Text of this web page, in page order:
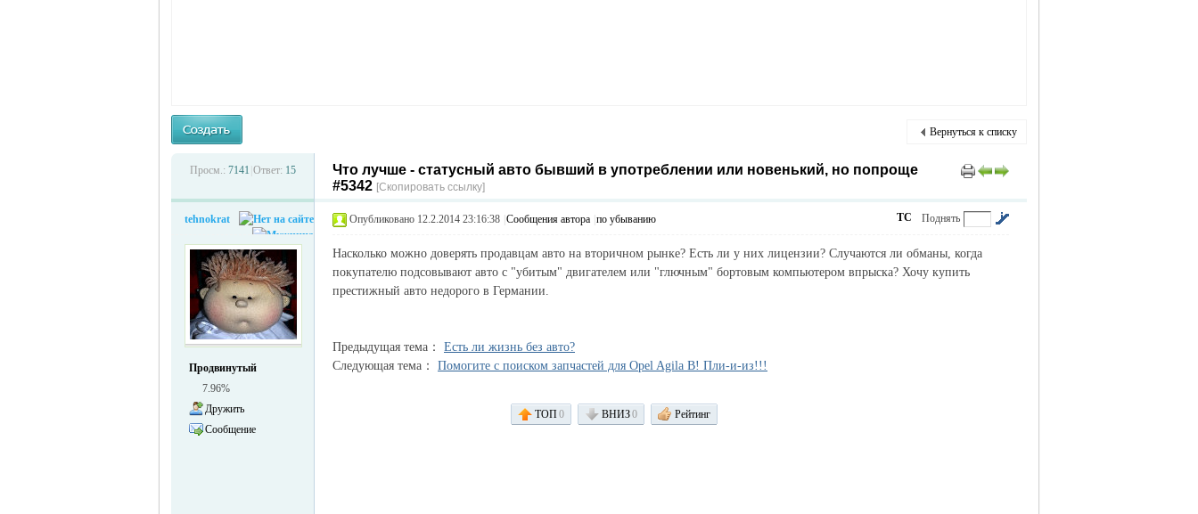
объявления в
Германии -
Вернуться к списку
Просм.: 7141 Ответ: 15
Что лучше - статусный авто бывший в употреблении или новенький, но попроще
#5342 [Скопировать ссылку]
tehnokrat
Продвинутый
7.96%
Дружить
Сообщение
Поднять
ТС
Опубликовано 12.2.2014 23:16:38 Сообщения автора по убыванию
Насколько можно доверять продавцам авто на вторичном рынке? Есть ли у них лицензии? Случаются ли обманы, когда
покупателю подсовывают авто с "убитым" двигателем или "глючным" бортовым компьютером впрыска? Хочу купить
престижный авто недорого в Германии.
Предыдущая тема： Есть ли жизнь без авто?
Следующая тема： Помогите с поиском запчастей для Opel Agila B! Пли-и-из!!!
ТОП0 ВНИЗ0 Рейтинг